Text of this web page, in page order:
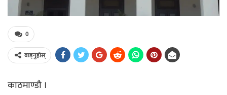
0
बाड्नुहोस्
काठमाण्डौ ।